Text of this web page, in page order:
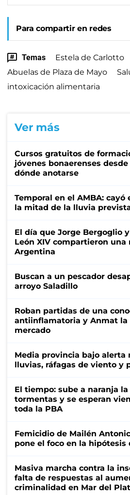
Para compartir en redes
Temas
Estela de Carlotto
Abuelas de Plaza de Mayo
intoxicación alimentaria
Ver más
Cursos gratuitos de
jóvenes bonaerenses desde
dónde anotarse
Temporal en el AMBA: cayó
la mitad de la lluvia
El día que Jorge Bergoglio
León XIV compartieron una
Argentina
Buscan a un pescador
arroyo Saladillo
Roban partidas de una
antiinflamatoria y Anmat la
mercado
Media provincia bajo alerta
lluvias, ráfagas de viento y
El tiempo: sube a naranja
tormentas y se esperan
toda la PBA
Femicidio de Mailén
pone el foco en la hipótesis
Masiva marcha contra la
falta de respuestas al
criminalidad en Mar del